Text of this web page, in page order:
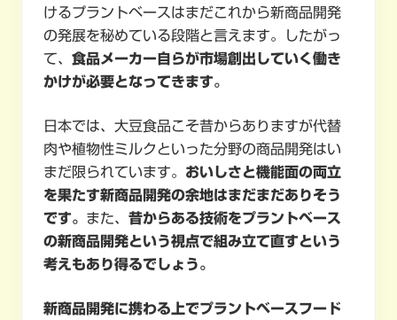
けるプラントベースはまだこれから新商品開発
の発展を秘めている段階と言えます。したがっ
て、 食品メーカー自らが市場創出していく働き
かけが必要となってきます。
日本では、大豆食品こそ昔からありますが代替
肉や植物性ミルクといった分野の商品開発はい
まだ限られています。 おいしさと機能面の両立
を果たす新商品開発の余地はまだまだありそう
です。 また、 昔からある技術をプラントベース
の新商品開発という視点で組み立て直すという
考えもあり得るでしょう。
新商品開発に携わる上でプラントベースフード